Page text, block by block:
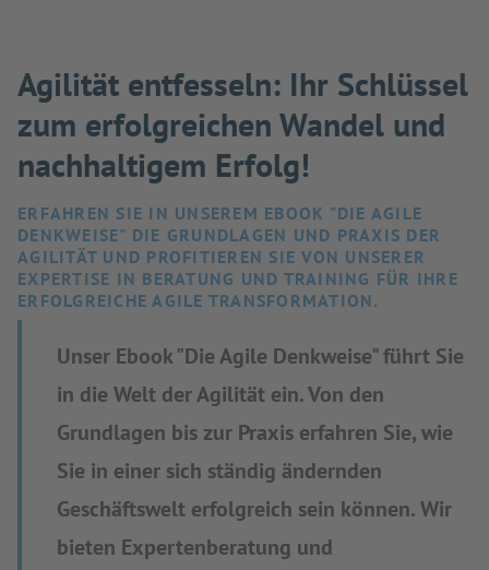
Agilität entfesseln: Ihr Schlüssel
zum erfolgreichen Wandel und
nachhaltigem Erfolg!
ERFAHREN SIE IN UNSEREM EBOOK "DIE AGILE
DENKWEISE" DIE GRUNDLAGEN UND PRAXIS DER
AGILITÄT UND PROFITIEREN SIE VON UNSERER
EXPERTISE IN BERATUNG UND TRAINING FÜR IHRE
ERFOLGREICHE AGILE TRANSFORMATION.
Unser Ebook "Die Agile Denkweise" führt Sie
in die Welt der Agilität ein. Von den
Grundlagen bis zur Praxis erfahren Sie, wie
Sie in einer sich ständig ändernden
Geschäftswelt erfolgreich sein können. Wir
bieten Expertenberatung und